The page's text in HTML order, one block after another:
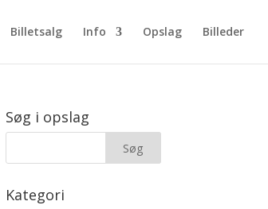
Billetsalg Info Opslag Billeder
Søg i opslag
Kategori